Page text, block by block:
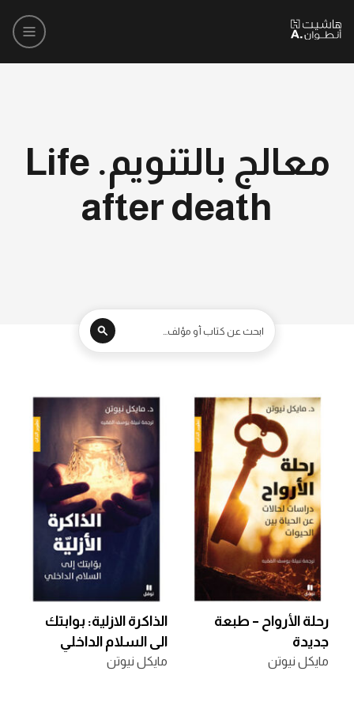
معالج بالتنويم. Life
after death
رحلة الأرواح – طبعة
جديدة
مايكل نيوتن
الذاكرة الازلية: بوابتك
الى السلام الداخلي
مايكل نيوتن